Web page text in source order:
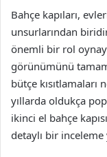
Bahçe kapıları,
unsurlarından
önemli bir rol
görünümünü
bütçe kısıtlamaları
yıllarda oldukça
ikinci el bahçe
detaylı bir inceleme